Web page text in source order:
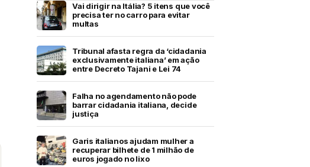
Vai dirigir na Itália? 5 itens que você
precisa ter no carro para evitar
multas
Tribunal afasta regra da ‘cidadania
exclusivamente italiana’ em ação
entre Decreto Tajani e Lei 74
Falha no agendamento não pode
barrar cidadania italiana, decide
justiça
Garis italianos ajudam mulher a
recuperar bilhete de 1 milhão de
euros jogado no lixo